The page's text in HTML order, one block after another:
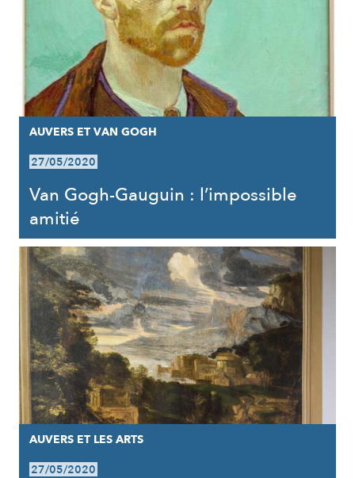
AUVERS ET VAN GOGH
27/05/2020
Van Gogh-Gauguin : l’impossible
amitié
AUVERS ET LES ARTS
27/05/2020